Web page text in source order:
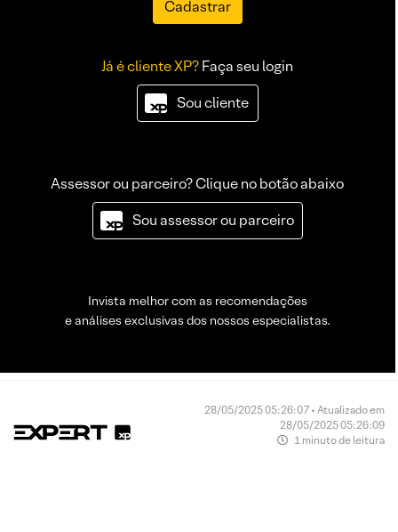
Cadastrar
Já é cliente XP?Faça seu login
Sou cliente
Assessor ou parceiro? Clique no botão abaixo
Sou assessor ou parceiro
Invista melhor com as recomendações
e análises exclusivas dos nossos especialistas.
28/05/2025 05:26:07 • Atualizado em
28/05/2025 05:26:09
1 minuto de leitura